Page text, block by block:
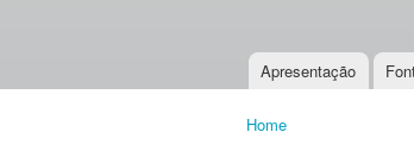
Main menu
Apresentação
Home